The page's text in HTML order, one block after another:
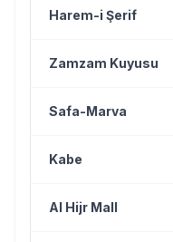
Harem-i Şerif
Zamzam Kuyusu
Safa-Marva
Kabe
Al Hijr Mall